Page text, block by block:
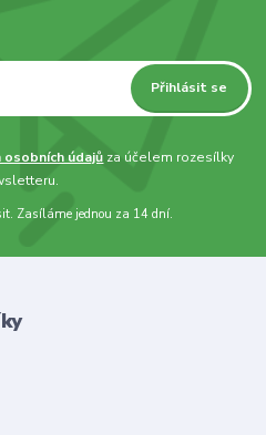
Přihlásit se
osobních údajů za účelem rozesílky
Zasíláme jednou za 14 dní.